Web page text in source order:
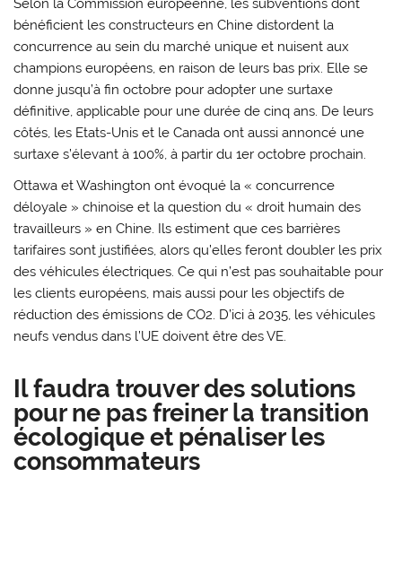
Selon la Commission européenne, les subventions dont
bénéficient les constructeurs en Chine distordent la
concurrence au sein du marché unique et nuisent aux
champions européens, en raison de leurs bas prix. Elle se
donne jusqu’à fin octobre pour adopter une surtaxe
définitive, applicable pour une durée de cinq ans. De leurs
côtés, les Etats-Unis et le Canada ont aussi annoncé une
surtaxe s’élevant à 100%, à partir du 1er octobre prochain.
Ottawa et Washington ont évoqué la « concurrence
déloyale » chinoise et la question du « droit humain des
travailleurs » en Chine. Ils estiment que ces barrières
tarifaires sont justifiées, alors qu’elles feront doubler les prix
des véhicules électriques. Ce qui n’est pas souhaitable pour
les clients européens, mais aussi pour les objectifs de
réduction des émissions de CO2. D’ici à 2035, les véhicules
neufs vendus dans l’UE doivent être des VE.
Il faudra trouver des solutions
pour ne pas freiner la transition
écologique et pénaliser les
consommateurs